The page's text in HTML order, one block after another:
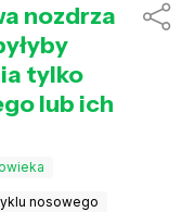
nozdrza
tylko
lub ich
nosowego